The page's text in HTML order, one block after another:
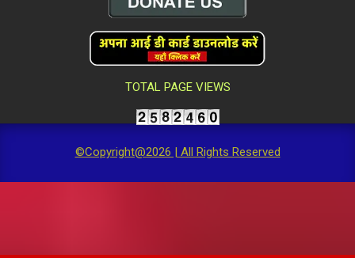
TOTAL PAGE VIEWS
©Copyright@2026 | All Rights Reserved